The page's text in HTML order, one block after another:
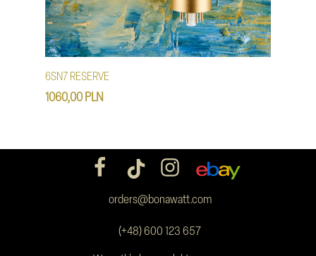
6SN7 RESERVE
1060,00 PLN
(+48) 600 123 657
orders@bonawatt.com